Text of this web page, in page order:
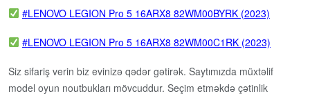
LENOVO LEGION Pro 5 16ARX8 82WM00BYRK (2023)
LENOVO LEGION Pro 5 16ARX8 82WM00C1RK (2023)
Siz sifariş verin biz evinizə qədər gətirək. Saytımızda müxtəlif
model oyun noutbukları mövcuddur. Seçim etməkdə çətinlik